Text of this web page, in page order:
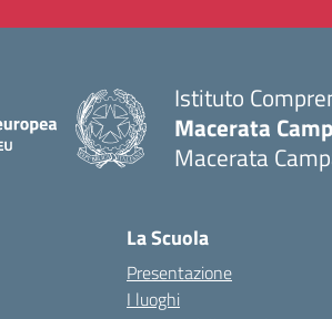
Istituto
Macerata
Macerata
La Scuola
Presentazione
I luoghi